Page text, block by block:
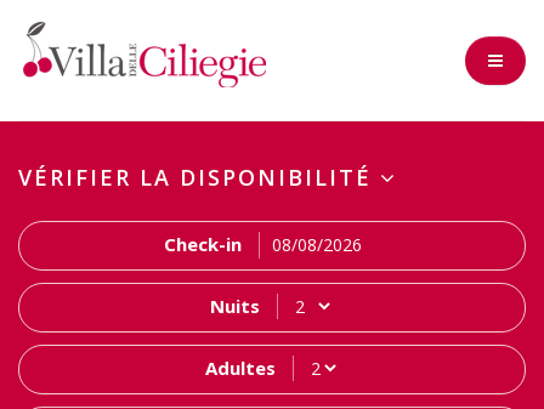
VÉRIFIER LA DISPONIBILITÉ
Check-in
Nuits
Adultes